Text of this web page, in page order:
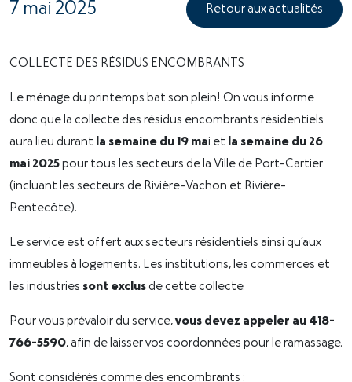
7 mai 2025 Retour aux actualités
COLLECTE DES RÉSIDUS ENCOMBRANTS
Le ménage du printemps bat son plein! On vous informe
donc que la collecte des résidus encombrants résidentiels
aura lieu durant la semaine du 19 mai et la semaine du 26
mai 2025pour tous les secteurs de la Ville de Port-Cartier
(incluant les secteurs de Rivière-Vachon et Rivière-
Pentecôte).
Le service est offert aux secteurs résidentiels ainsi qu’aux
immeubles à logements. Les institutions, les commerces et
les industries sont exclus de cette collecte.
Pour vous prévaloir du service,vous devez appeler au 418-
766-5590, afin de laisser vos coordonnées pour le ramassage.
Sont considérés comme des encombrants :